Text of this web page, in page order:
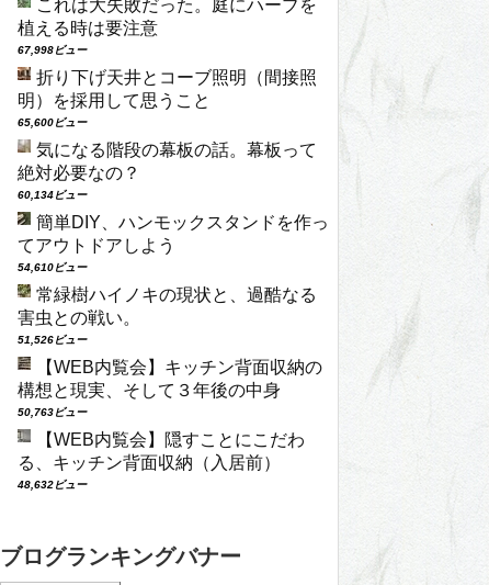
これは大失敗だった。庭にハーブを
植える時は要注意
67,998ビュー
折り下げ天井とコーブ照明（間接照
明）を採用して思うこと
65,600ビュー
気になる階段の幕板の話。幕板って
絶対必要なの？
60,134ビュー
簡単DIY、ハンモックスタンドを作っ
てアウトドアしよう
54,610ビュー
常緑樹ハイノキの現状と、過酷なる
害虫との戦い。
51,526ビュー
【WEB内覧会】キッチン背面収納の
構想と現実、そして３年後の中身
50,763ビュー
【WEB内覧会】隠すことにこだわ
る、キッチン背面収納（入居前）
48,632ビュー
ブログランキングバナー